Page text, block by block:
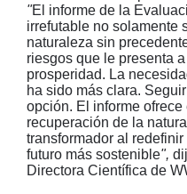
"El informe de la
irrefutable no solamente
naturaleza sin
riesgos que le presenta
prosperidad. La
ha sido más clara.
opción. El informe
recuperación de la
transformador al
futuro más sostenible",
Directora Científica de